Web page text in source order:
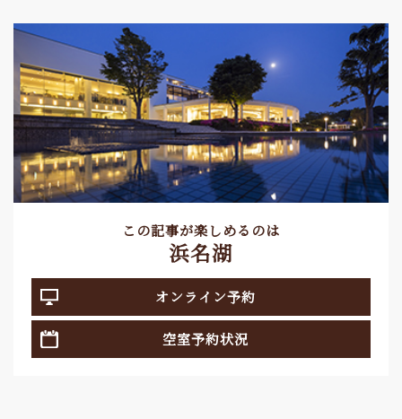
この記事が楽しめるのは
浜名湖
オンライン予約
空室予約状況